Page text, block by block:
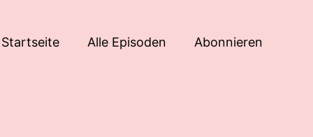
Startseite Alle Episoden Abonnieren